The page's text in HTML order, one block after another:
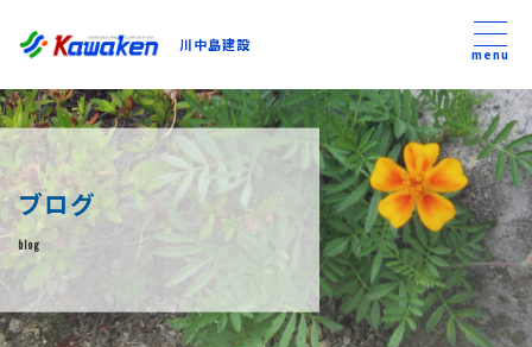
川中島建設
川中島建設
トップ
トピックス
事業内容
menu
ブログ
blog